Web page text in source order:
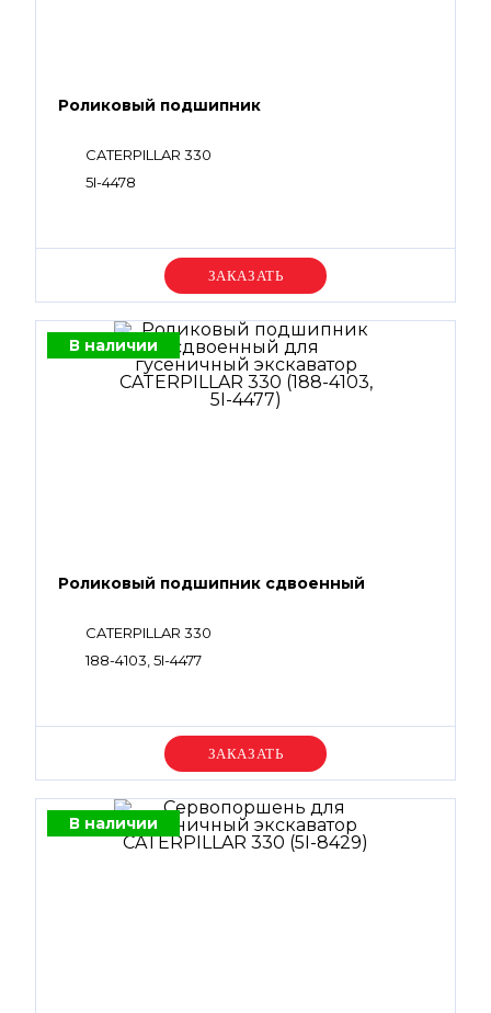
Роликовый подшипник
CATERPILLAR 330
5I-4478
Уточняйте цену
В наличии
Роликовый подшипник сдвоенный
CATERPILLAR 330
188-4103, 5I-4477
Уточняйте цену
В наличии